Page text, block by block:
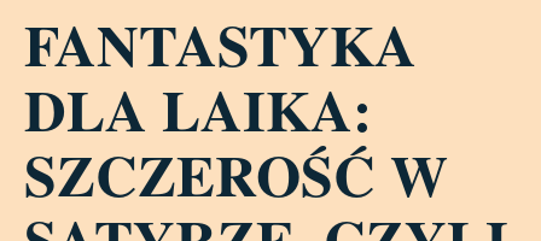
FANTASTYKA
DLA LAIKA:
SZCZEROŚĆ W